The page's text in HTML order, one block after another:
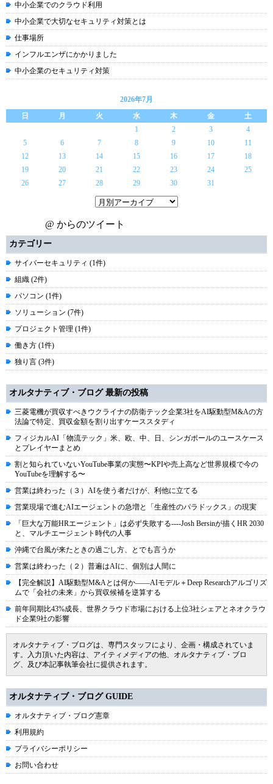
中小企業でのクラウド利用
中小企業で大切なセキュリティ対策とは
仕事場所
インフルエンザにかかりました
中小企業のセキュリティ対策
2026年7月
日
月 火 水 木 金
土
1
2 3
4
5
6 7 8 9 10
11
12
13 14 15 16 17
18
19
20 21 22 23 24
25
26
27 28 29 30 31
@ からのツイート
カテゴリー
サイバーセキュリティ (1件)
組織 (2件)
パソコン (1件)
ソリューション (7件)
プロジェクト管理 (1件)
働き方 (1件)
独り言 (3件)
オルタナティブ・ブログ 最新の投稿
三菱電機が買収すべきウクライナの防衛テック企業3社をAI駆動型M&Aの方
法論で特定、買収金額を割り出すケーススタディ
フィジカルAI「物流テック」米、欧、中、日、シンガポールのユースケース
とプレイヤーまとめ
割と知られていないYouTube事業の実態〜KPIや売上高など世界規模で今の
YouTubeを理解する〜
営業は終わった（３）AIを使う者だけが、利他に立てる
営業現場で進むAIエージェントの急増と「生産性のパラドックス」の現実
「巨大な万能HRエージェント」は必ず失敗する----Josh Bersinが描くHR 2030
と、マルチエージェント時代の人事
沖縄で台風が来たときの過ごし方、とでも言うか
営業は終わった（２）普遍はAIに、個別は人間に
【完全解説】AI駆動型M&Aとは何か――AIモデル＋Deep Researchアルゴリズ
ムで「会社の未来」から買収候補を逆算する
前年同期比43%成長、世界クラウド市場における上位3社シェアとネオクラウ
ド企業9社の影響
オルタナティブ・ブログは、専門スタッフにより、企画・構成されていま
す。入力頂いた内容は、アイティメディアの他、オルタナティブ・ブロ
グ、及び本記事執筆会社に提供されます。
オルタナティブ・ブログ GUIDE
オルタナティブ・ブログ憲章
利用規約
プライバシーポリシー
お問い合わせ